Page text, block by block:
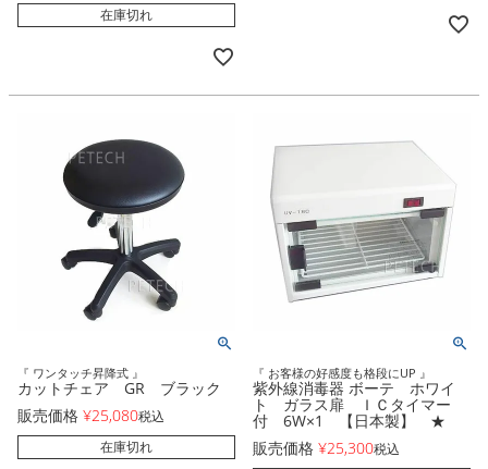
在庫切れ
『 ワンタッチ昇降式 』
カットチェア GR ブラック
販売価格 ¥25,080税込
在庫切れ
『 お客様の好感度も格段にUP 』
紫外線消毒器 ボーテ ホワイ
ト ガラス扉 ＩＣタイマー
付 6W×1 【日本製】 ★
販売価格 ¥25,300税込